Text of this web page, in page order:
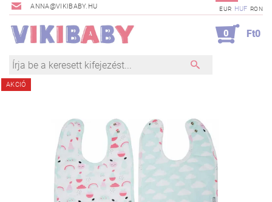
ANNA@VIKIBABY.HU EUR HUF RON
0 Ft0
AKCIÓ